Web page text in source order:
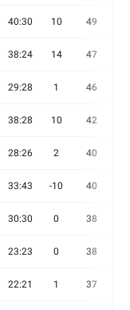
40:30 10 49
38:24 14 47
29:28 1 46
38:28 10 42
28:26 2 40
33:43 -10 40
30:30 0 38
23:23 0 38
22:21 1 37